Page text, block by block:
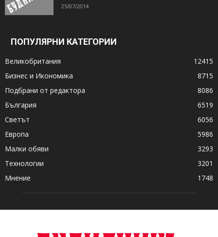
25/07/2014
ПОПУЛЯРНИ КАТЕГОРИИ
Великобритания
12415
Бизнес и Икономика
8715
Подбрани от редактора
8086
България
6519
Светът
6056
Европа
5986
Малки обяви
3293
Технологии
3201
Мнение
1748